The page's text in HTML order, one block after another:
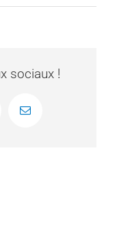
sociaux !
Email